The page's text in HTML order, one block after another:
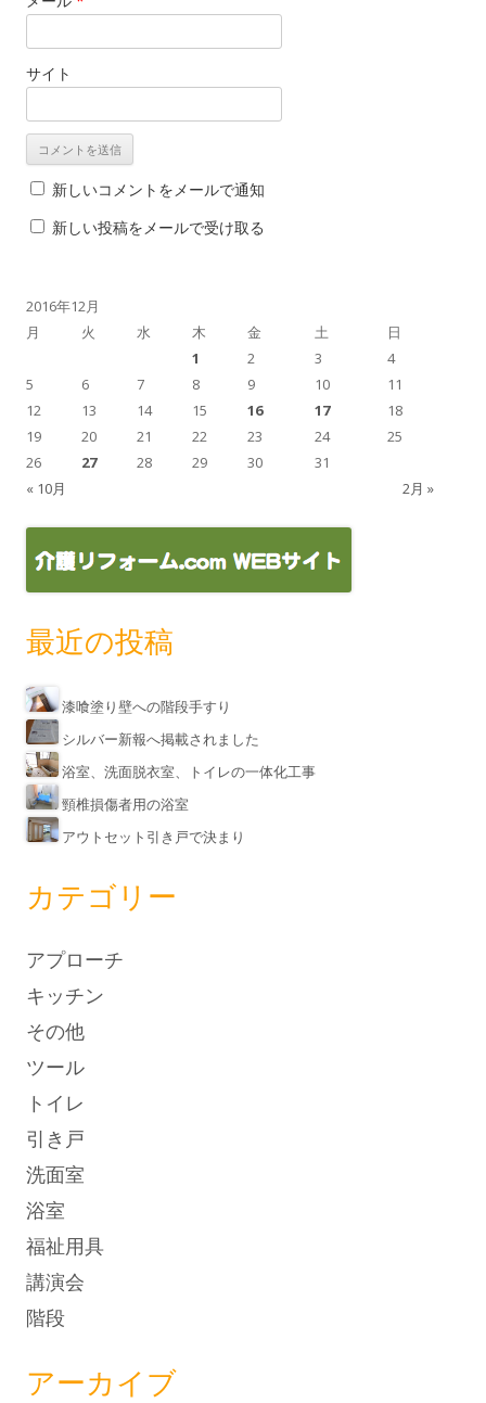
サイト
新しいコメントをメールで通知
新しい投稿をメールで受け取る
2016年12月
月
火 水 木 金 土 日
« 10月 2月 »
1 2 3
4
5
6 7 8 9 10
11
12
13 14 15 16 17
18
19
20 21 22 23 24
25
26
27 28 29 30 31
最近の投稿
漆喰塗り壁への階段手すり
シルバー新報へ掲載されました
浴室、洗面脱衣室、トイレの一体化工事
頸椎損傷者用の浴室
アウトセット引き戸で決まり
カテゴリー
アプローチ
キッチン
その他
ツール
トイレ
引き戸
洗面室
浴室
福祉用具
講演会
階段
アーカイブ